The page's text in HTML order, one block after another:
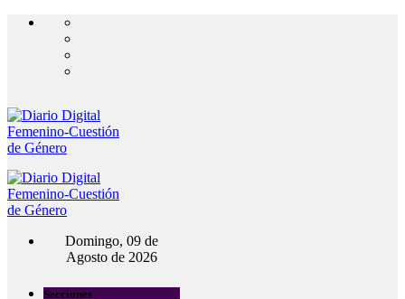
Domingo, 09 de
Agosto de 2026
Secciones